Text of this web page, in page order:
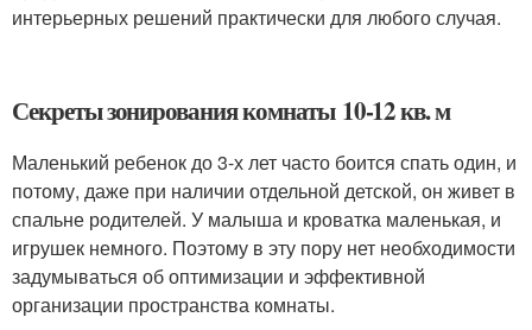
интерьерных решений практически для любого случая.
Секреты зонирования комнаты 10-12 кв. м
Маленький ребенок до 3-х лет часто боится спать один, и
потому, даже при наличии отдельной детской, он живет в
спальне родителей. У малыша и кроватка маленькая, и
игрушек немного. Поэтому в эту пору нет необходимости
задумываться об оптимизации и эффективной
организации пространства комнаты.